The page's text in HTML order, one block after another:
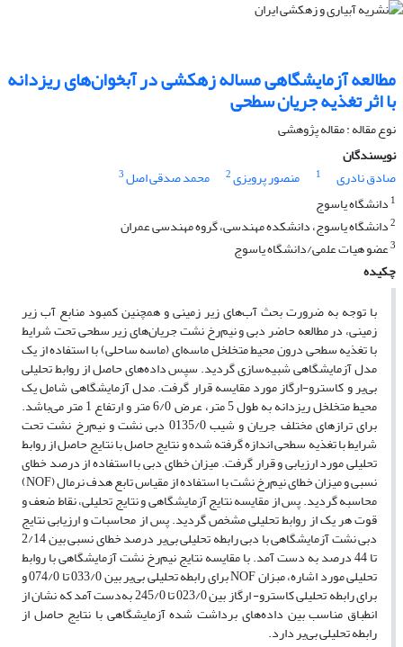
مطالعه آزمایشگاهی مساله زهکشی در آبخوان‌های ریزدانه
با اثر تغذیه جریان سطحی
نوع مقاله : مقاله پژوهشی
نویسندگان
صادق نادری
1 منصور پرویزی2 محمد صدقی اصل3
1 دانشگاه یاسوج
2دانشگاه یاسوج، دانشکده مهندسی، گروه مهندسی عمران
3عضو هیات علمی/دانشگاه یاسوج
چکیده
با توجه به ضرورت بحث آب‌های زیر زمینی و همچنین کمبود منابع آب زیر
زمینی، در مطالعه حاضر دبی و نیم‌رخ نشت جریان‌های زیر سطحی تحت شرایط
با تغذیه سطحی درون محیط متخلخل ماسه‌ای (ماسه ساحلی) با استفاده از یک
مدل آزمایشگاهی شبیه‌سازی گردید. سپس داده‌های حاصل از روابط تحلیلی
بی‌یر و کاسترو-ارگاز مورد مقایسه قرار گرفت. مدل آزمایشگاهی شامل یک
محیط متخلخل ریزدانه به طول 5 متر، عرض 6/0 متر و ارتفاع 1 متر می‌باشد.
برای ترازهای مختلف جریان و شیب 0135/0 دبی نشت و نیم‌رخ نشت تحت
شرایط با تغذیه سطحی اندازه گرفته شده و نتایج حاصل با نتایج حاصل از روابط
تحلیلی مورد ارزیابی و قرار گرفت. میزان خطای دبی با استفاده از درصد خطای
نسبی و میزان خطای نیم‌رخ نشت با استفاده از مقیاس تابع هدف نرمال (NOF)
محاسبه گردید. پس از مقایسه نتایج آزمایشگاهی و نتایج تحلیلی، نقاط ضعف و
قوت هر یک از روابط تحلیلی مشخص گردید. پس از محاسبات و ارزیابی نتایج
دبی نشت آزمایشگاهی با دبی رابطه تحلیلی بی‌یر درصد خطای نسبی بین 2/14
تا 44 درصد به دست آمد. با مقایسه نتایج نیم‌رخ نشت آزمایشگاهی با روابط
تحلیلی مورد اشاره، مبزان NOF برای رابطه تحلیلی بی‌یر بین 033/0 تا 074/0 و
برای رابطه تحلیلی کاسترو- ارگاز بین 023/0 تا 245/0 به‌دست آمد که نشان از
انطباق مناسب بین داده‌های برداشت شده آزمایشگاهی با نتایج حاصل از
رابطه تحلیلی بی‌یر دارد.